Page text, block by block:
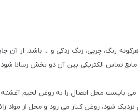
رنگ، چربی، زنگ زدگی و ... باشد. از آن
تماس الکتریکی بین آن دو بخش رسانا
می بایست محل اتصال را به روغن لحیم
شود، روغن کنار می رود و محل از مواد